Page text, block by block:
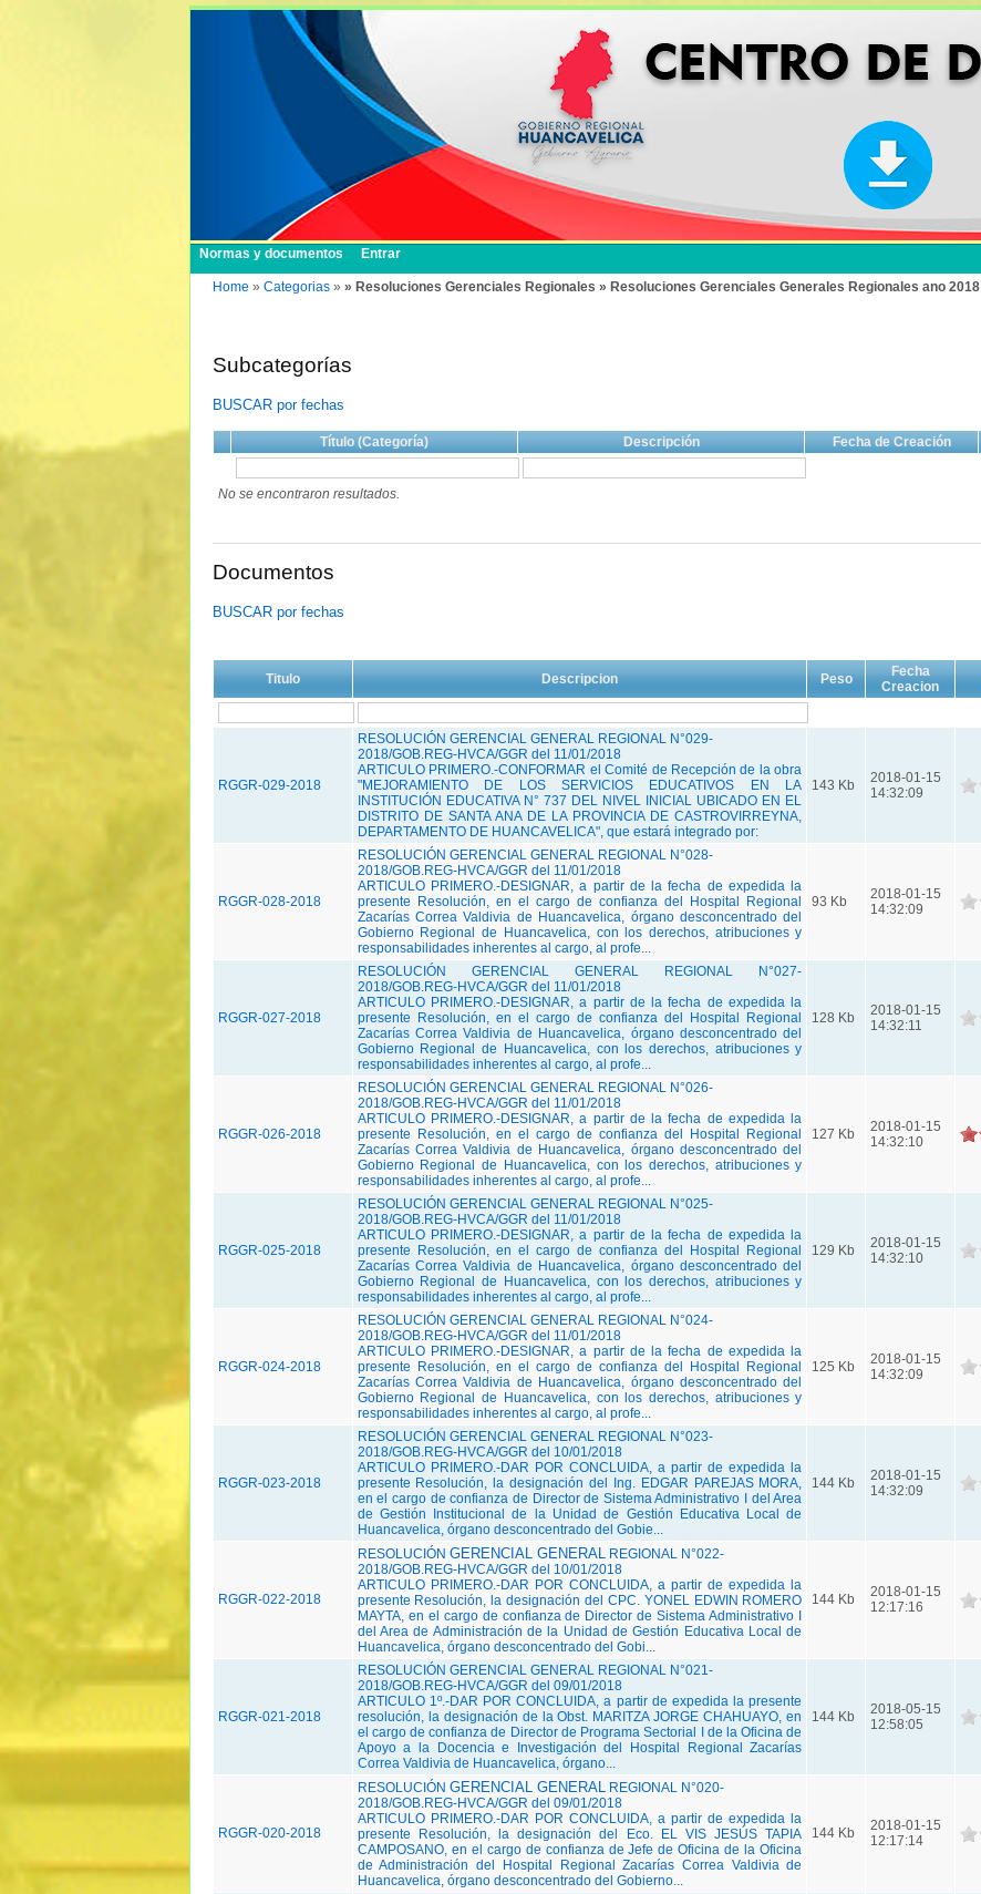
Normas y documentos Entrar
Home » Categorias » » Resoluciones Gerenciales Regionales » Resoluciones Gerenciales Generales Regionales ano 2018
Subcategorías
BUSCAR por fechas
Título (Categoría) Descripción Fecha de Creación
No se encontraron resultados.
Documentos
BUSCAR por fechas
Titulo Descripcion Peso
Fecha
Creacion
RGGR-029-2018
RESOLUCIÓN GERENCIAL GENERAL REGIONAL N°029-
2018/GOB.REG-HVCA/GGR del 11/01/2018
ARTICULO PRIMERO.-CONFORMAR el Comité de Recepción de la obra
"MEJORAMIENTO DE LOS SERVICIOS EDUCATIVOS EN LA
INSTITUCIÓN EDUCATIVA N° 737 DEL NIVEL INICIAL UBICADO EN EL
DISTRITO DE SANTA ANA DE LA PROVINCIA DE CASTROVIRREYNA,
DEPARTAMENTO DE HUANCAVELICA", que estará integrado por:
143 Kb
2018-01-15
14:32:09
RGGR-028-2018
RESOLUCIÓN GERENCIAL GENERAL REGIONAL N°028-
2018/GOB.REG-HVCA/GGR del 11/01/2018
ARTICULO PRIMERO.-DESIGNAR, a partir de la fecha de expedida la
presente Resolución, en el cargo de confianza del Hospital Regional
Zacarías Correa Valdivia de Huancavelica, órgano desconcentrado del
Gobierno Regional de Huancavelica, con los derechos, atribuciones y
responsabilidades inherentes al cargo, al profe...
93 Kb
2018-01-15
14:32:09
RGGR-027-2018
RESOLUCIÓN GERENCIAL GENERAL REGIONAL N°027-
2018/GOB.REG-HVCA/GGR del 11/01/2018
ARTICULO PRIMERO.-DESIGNAR, a partir de la fecha de expedida la
presente Resolución, en el cargo de confianza del Hospital Regional
Zacarías Correa Valdivia de Huancavelica, órgano desconcentrado del
Gobierno Regional de Huancavelica, con los derechos, atribuciones y
responsabilidades inherentes al cargo, al profe...
128 Kb
2018-01-15
14:32:11
RGGR-026-2018
RESOLUCIÓN GERENCIAL GENERAL REGIONAL N°026-
2018/GOB.REG-HVCA/GGR del 11/01/2018
ARTICULO PRIMERO.-DESIGNAR, a partir de la fecha de expedida la
presente Resolución, en el cargo de confianza del Hospital Regional
Zacarías Correa Valdivia de Huancavelica, órgano desconcentrado del
Gobierno Regional de Huancavelica, con los derechos, atribuciones y
responsabilidades inherentes al cargo, al profe...
127 Kb
2018-01-15
14:32:10
RGGR-025-2018
RESOLUCIÓN GERENCIAL GENERAL REGIONAL N°025-
2018/GOB.REG-HVCA/GGR del 11/01/2018
ARTICULO PRIMERO.-DESIGNAR, a partir de la fecha de expedida la
presente Resolución, en el cargo de confianza del Hospital Regional
Zacarías Correa Valdivia de Huancavelica, órgano desconcentrado del
Gobierno Regional de Huancavelica, con los derechos, atribuciones y
responsabilidades inherentes al cargo, al profe...
129 Kb
2018-01-15
14:32:10
RGGR-024-2018
RESOLUCIÓN GERENCIAL GENERAL REGIONAL N°024-
2018/GOB.REG-HVCA/GGR del 11/01/2018
ARTICULO PRIMERO.-DESIGNAR, a partir de la fecha de expedida la
presente Resolución, en el cargo de confianza del Hospital Regional
Zacarías Correa Valdivia de Huancavelica, órgano desconcentrado del
Gobierno Regional de Huancavelica, con los derechos, atribuciones y
responsabilidades inherentes al cargo, al profe...
125 Kb
2018-01-15
14:32:09
RGGR-023-2018
RESOLUCIÓN GERENCIAL GENERAL REGIONAL N°023-
2018/GOB.REG-HVCA/GGR del 10/01/2018
ARTICULO PRIMERO.-DAR POR CONCLUIDA, a partir de expedida la
presente Resolución, la designación del Ing. EDGAR PAREJAS MORA,
en el cargo de confianza de Director de Sistema Administrativo I del Area
de Gestión Institucional de la Unidad de Gestión Educativa Local de
Huancavelica, órgano desconcentrado del Gobie...
144 Kb
2018-01-15
14:32:09
RGGR-022-2018
RESOLUCIÓN GERENCIAL GENERAL REGIONAL N°022-
2018/GOB.REG-HVCA/GGR del 10/01/2018
ARTICULO PRIMERO.-DAR POR CONCLUIDA, a partir de expedida la
presente Resolución, la designación del CPC. YONEL EDWIN ROMERO
MAYTA, en el cargo de confianza de Director de Sistema Administrativo I
del Area de Administración de la Unidad de Gestión Educativa Local de
Huancavelica, órgano desconcentrado del Gobi...
144 Kb
2018-01-15
12:17:16
RGGR-021-2018
RESOLUCIÓN GERENCIAL GENERAL REGIONAL N°021-
2018/GOB.REG-HVCA/GGR del 09/01/2018
ARTICULO 1º.-DAR POR CONCLUIDA, a partir de expedida la presente
resolución, la designación de la Obst. MARITZA JORGE CHAHUAYO, en
el cargo de confianza de Director de Programa Sectorial I de la Oficina de
Apoyo a la Docencia e Investigación del Hospital Regional Zacarías
Correa Valdivia de Huancavelica, órgano...
144 Kb
2018-05-15
12:58:05
RGGR-020-2018
RESOLUCIÓN GERENCIAL GENERAL REGIONAL N°020-
2018/GOB.REG-HVCA/GGR del 09/01/2018
ARTICULO PRIMERO.-DAR POR CONCLUIDA, a partir de expedida la
presente Resolución, la designación del Eco. EL VIS JESÚS TAPIA
CAMPOSANO, en el cargo de confianza de Jefe de Oficina de la Oficina
de Administración del Hospital Regional Zacarías Correa Valdivia de
Huancavelica, órgano desconcentrado del Gobierno...
144 Kb
2018-01-15
12:17:14